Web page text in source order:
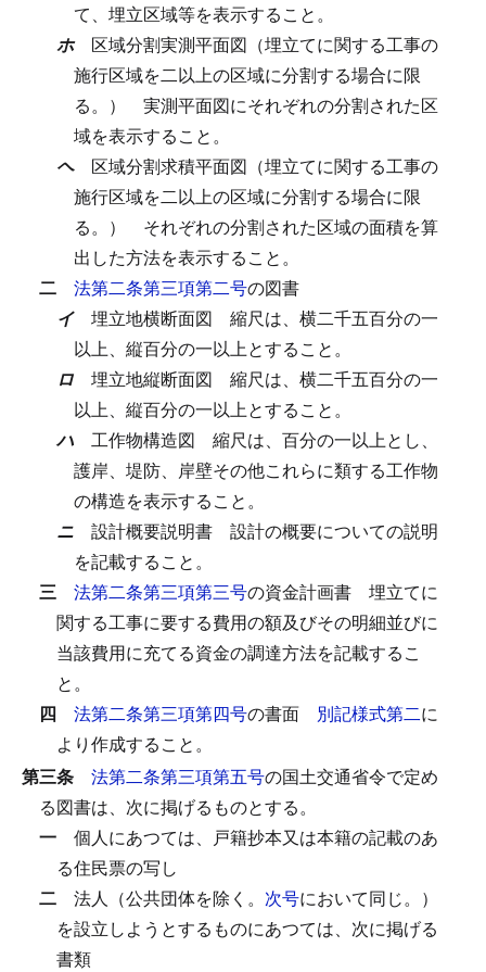
て、埋立区域等を表示すること。
ホ 区域分割実測平面図（埋立てに関する工事の
施行区域を二以上の区域に分割する場合に限
る。）
実測平面図にそれぞれの分割された区
域を表示すること。
ヘ 区域分割求積平面図（埋立てに関する工事の
施行区域を二以上の区域に分割する場合に限
る。）
それぞれの分割された区域の面積を算
出した方法を表示すること。
二 法第二条第三項第二号の図書
イ 埋立地横断面図
縮尺は、横二千五百分の一
以上、縦百分の一以上とすること。
ロ 埋立地縦断面図
縮尺は、横二千五百分の一
以上、縦百分の一以上とすること。
ハ 工作物構造図
縮尺は、百分の一以上とし、
護岸、堤防、岸壁その他これらに類する工作物
の構造を表示すること。
ニ 設計概要説明書
設計の概要についての説明
を記載すること。
三 法第二条第三項第三号の資金計画書
埋立てに
関する工事に要する費用の額及びその明細並びに
当該費用に充てる資金の調達方法を記載するこ
と。
四 法第二条第三項第四号の書面 別記様式第二に
より作成すること。
第三条 法第二条第三項第五号の国土交通省令で定め
る図書は、次に掲げるものとする。
一 個人にあつては、戸籍抄本又は本籍の記載のあ
る住民票の写し
二 法人（公共団体を除く。 次号において同じ。）
を設立しようとするものにあつては、次に掲げる
書類